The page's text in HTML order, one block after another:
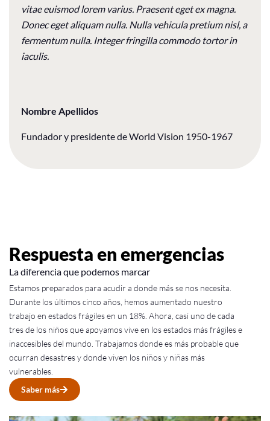
vitae euismod lorem varius. Praesent eget ex magna.
Donec eget aliquam nulla. Nulla vehicula pretium nisl, a
fermentum nulla. Integer fringilla commodo tortor in
iaculis.
Nombre Apellidos
Fundador y presidente de World Vision 1950-1967
Respuesta en emergencias
La diferencia que podemos marcar
Estamos preparados para acudir a donde más se nos necesita.
Durante los últimos cinco años, hemos aumentado nuestro
trabajo en estados frágiles en un 18%. Ahora, casi uno de cada
tres de los niños que apoyamos vive en los estados más frágiles e
inaccesibles del mundo. Trabajamos donde es más probable que
ocurran desastres y donde viven los niños y niñas más
vulnerables.
Saber más